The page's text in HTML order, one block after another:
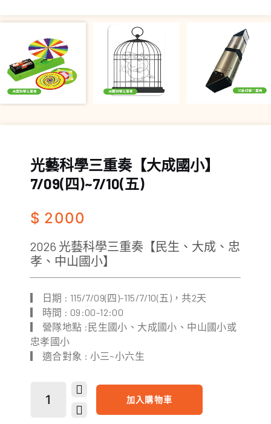
光藝科學三重奏【大成國小】
7/09(四)~7/10(五)
$ 2000
2026 光藝科學三重奏【民生、大成、忠
孝、中山國小】
▎ 日期 : 115/7/09(四)-115/7/10(五)，共2天
▎ 時間 : 09:00-12:00
▎ 營隊地點 :民生國小、大成國小、中山國小或
忠孝國小
▎ 適合對象 : 小三~小六生
加入購物車